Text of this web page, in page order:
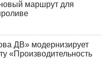
маршрут для
ДВ» модернизирует
«Производительность